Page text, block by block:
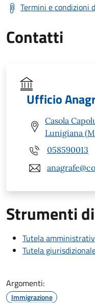
Termini e condizioni
Contatti
Ufficio
Casola
Lunigiana
058590013
Strumenti
Tutela
Tutela
Argomenti:
Immigrazione